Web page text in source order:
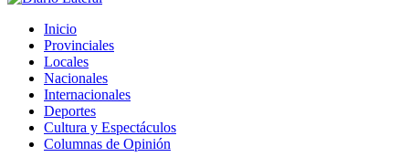
Inicio
Provinciales
Locales
Nacionales
Internacionales
Deportes
Cultura y Espectáculos
Columnas de Opinión